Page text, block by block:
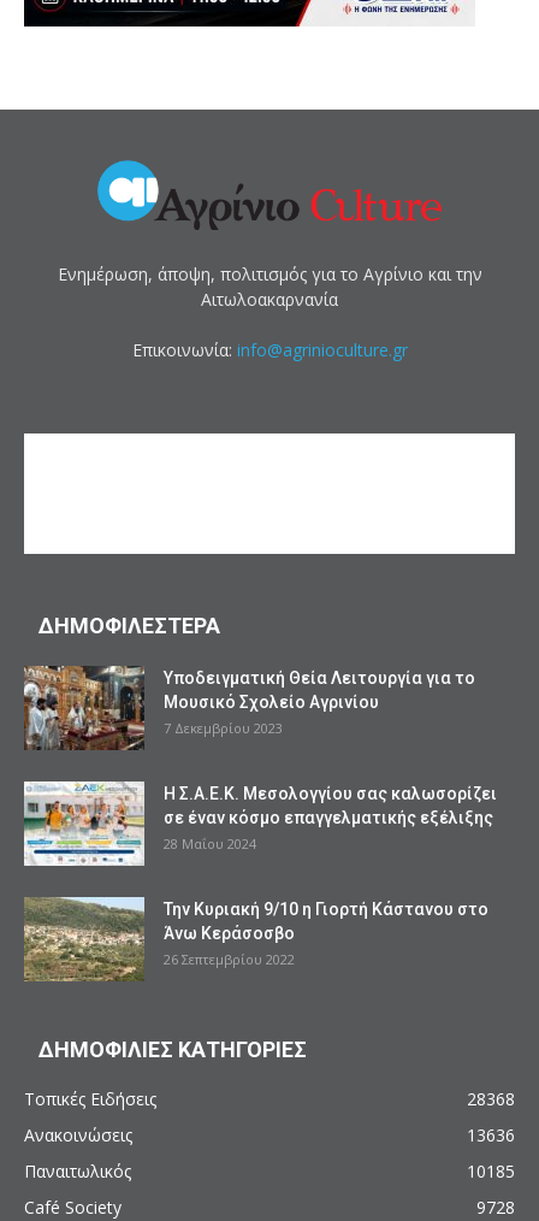
Ενημέρωση, άποψη, πολιτισμός για το Αγρίνιο και την
Αιτωλοακαρνανία
Επικοινωνία: info@agrinioculture.gr
ΔΗΜΟΦΙΛΕΣΤΕΡΑ
Υποδειγματική Θεία Λειτουργία για το
Μουσικό Σχολείο Αγρινίου
7 Δεκεμβρίου 2023
Η Σ.Α.Ε.Κ. Μεσολογγίου σας καλωσορίζει
σε έναν κόσμο επαγγελματικής εξέλιξης
28 Μαΐου 2024
Την Κυριακή 9/10 η Γιορτή Κάστανου στο
Άνω Κεράσοσβο
26 Σεπτεμβρίου 2022
ΔΗΜΟΦΙΛΙΕΣ ΚΑΤΗΓΟΡΙΕΣ
Τοπικές Ειδήσεις
28368
Ανακοινώσεις
13636
Παναιτωλικός
10185
Café Society
9728